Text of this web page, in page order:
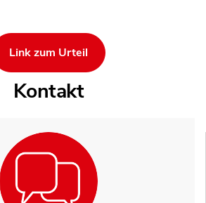
Link zum Urteil
Kontakt